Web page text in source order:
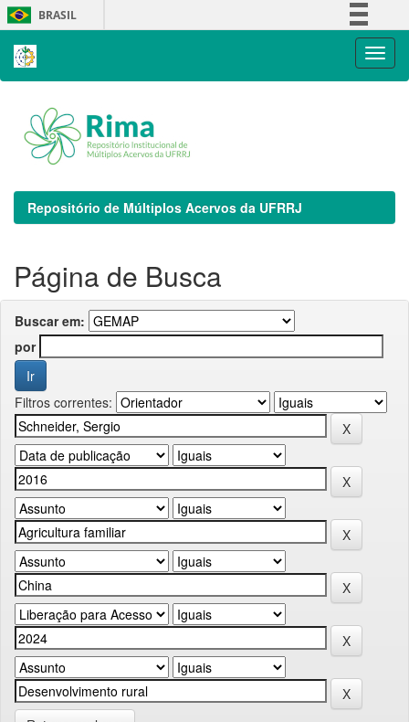
Skip
navigation
BRASIL
Repositório de Múltiplos Acervos da UFRRJ
Página de Busca
Buscar em:
por
Filtros correntes: